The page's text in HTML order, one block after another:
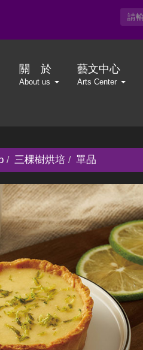
關 於
About us
藝文中心
Arts Center
三棵樹烘培 單品